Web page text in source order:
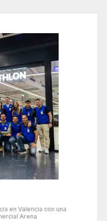
en Valencia con una
Arena